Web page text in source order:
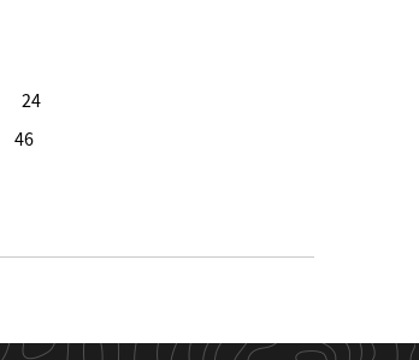
24
46